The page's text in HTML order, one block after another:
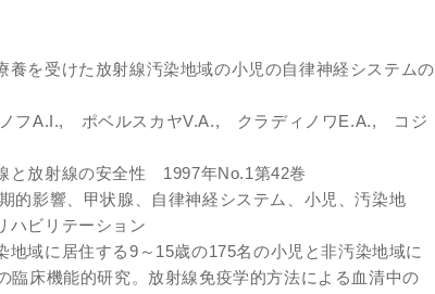
養を受けた放射線汚染地域の小児の自律神経システムの
ノフA.I., ポベルスカヤV.A., クラディノワE.A., コジ
と放射線の安全性 1997年No.1第42巻
的影響、甲状腺、自律神経システム、小児、汚染地
ハビリテーション
地域に居住する9～15歳の175名の小児と非汚染地域に
臨床機能的研究。放射線免疫学的方法による血清中の